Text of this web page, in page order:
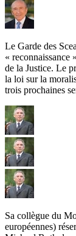
Le Garde des
« reconnaissance
de la Justice. Le
la loi sur la
trois prochaines
Sa collègue du
européennes)